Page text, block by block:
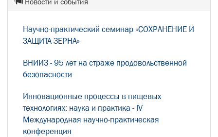
Научно-практический семинар «СОХРАНЕНИЕ И
ЗАЩИТА ЗЕРНА»
ВНИИЗ - 95 лет на страже продовольственной
безопасности
Инновационные процессы в пищевых
технологиях: наука и практика - IV
Международная научно-практическая
конференция